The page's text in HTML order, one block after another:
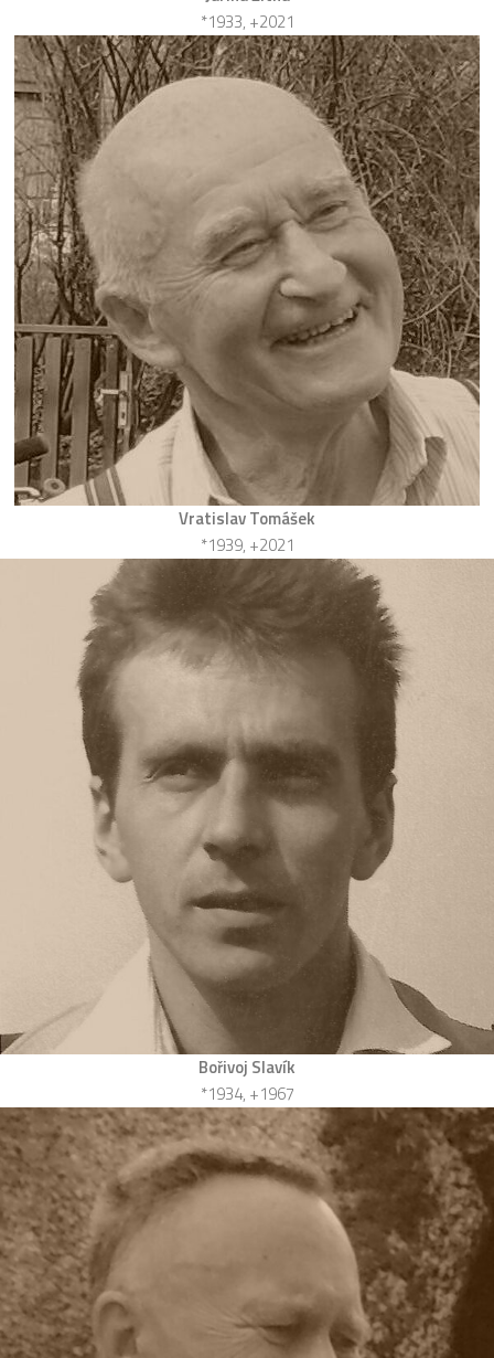
*1933, +2021
Vratislav Tomášek
*1939, +2021
Bořivoj Slavík
*1934, +1967